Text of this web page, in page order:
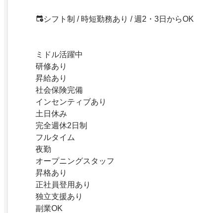
シフト制 / 時短勤務あり / 週2・3日からOK
ミドル活躍中
研修あり
昇給あり
社会保険完備
インセンティブあり
土日休み
完全週休2日制
フルタイム
夜勤
オープニングスタッフ
昇格あり
正社員登用あり
独立支援あり
副業OK